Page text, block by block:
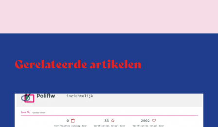
Gerelateerde artikelen